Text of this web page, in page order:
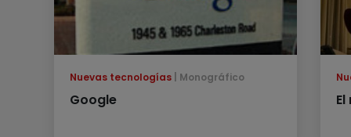
Nuevas tecnologías Monográfico
Google